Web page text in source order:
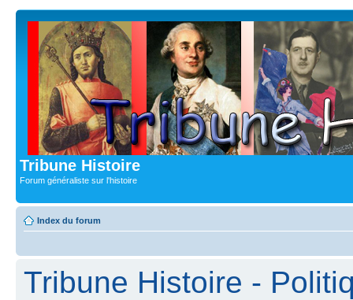
Tribune Histoire
Forum généraliste sur l'histoire
Index du forum
Tribune Histoire -